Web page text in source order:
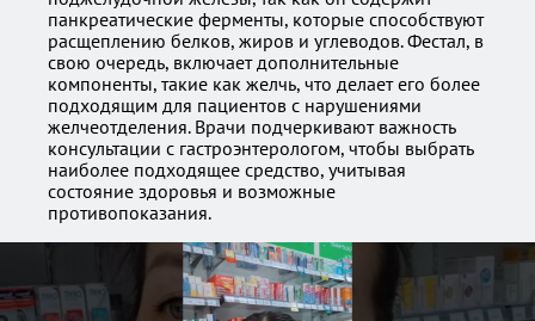
панкреатические ферменты, которые способствуют
расщеплению белков, жиров и углеводов. Фестал, в
свою очередь, включает дополнительные
компоненты, такие как желчь, что делает его более
подходящим для пациентов с нарушениями
желчеотделения. Врачи подчеркивают важность
консультации с гастроэнтерологом, чтобы выбрать
наиболее подходящее средство, учитывая
состояние здоровья и возможные
противопоказания.